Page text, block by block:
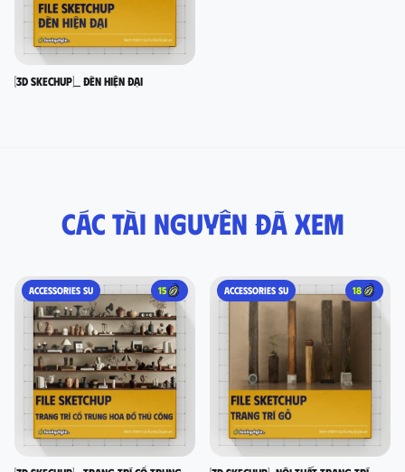
[3D SKECHUP]_ Đèn hiện đại
Các tài nguyên đã xem
ACCESSORIES SU 15 ACCESSORIES SU 18